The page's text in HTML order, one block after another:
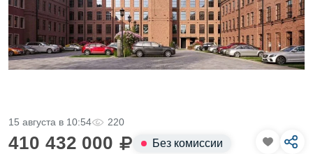
410 432 000 Без комиссии
15 августа в 10:54 220